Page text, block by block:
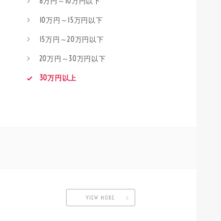
10万円～15万円以下
15万円～20万円以下
20万円～30万円以下
30万円以上
VIEW MORE